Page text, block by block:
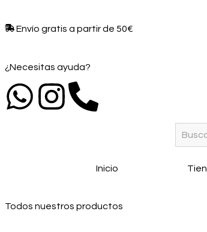
Envío gratis a partir de 50€​
¿Necesitas ayuda?
Inicio
Todos nuestros productos